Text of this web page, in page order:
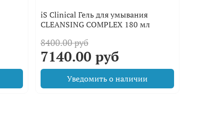
iS Clinical Гель для умывания
CLEANSING COMPLEX 180 мл
8400.00 руб
7140.00 руб
Уведомить о наличии